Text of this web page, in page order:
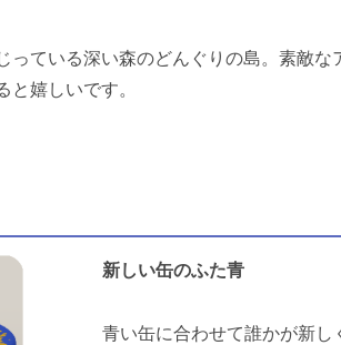
っている深い森のどんぐりの島。素敵
と嬉しいです。
新しい缶のふた青
青い缶に合わせて誰かが新し